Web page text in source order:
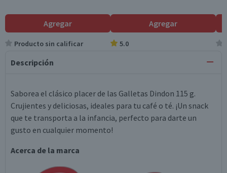
Agregar
Producto sin calificar
Agregar
5.0
Descripción
Saborea el clásico placer de las Galletas Dindon 115 g.
Crujientes y deliciosas, ideales para tu café o té. ¡Un snack
que te transporta a la infancia, perfecto para darte un
gusto en cualquier momento!
Acerca de la marca